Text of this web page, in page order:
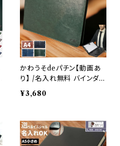
かわうそdeパチン【動画あ
り】 /名入れ無料 バインダー
A4 おしゃれ クリップ 多機
能 クリップボード 二つ折 P
ファイル 軽量 ペンホルダー
ポケット付 メモ帳付 高級感
ビジネス お洒落 (黒・茶色・
¥3,680